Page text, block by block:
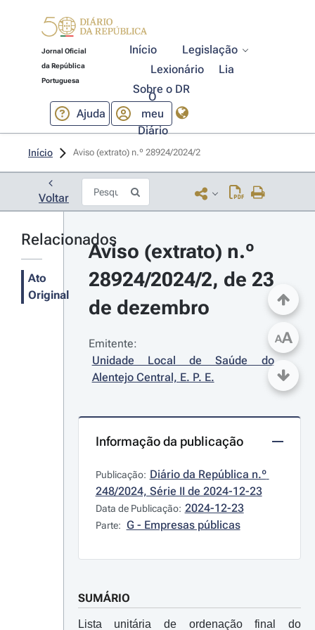
Jornal Oficial
da República
Portuguesa
Início
Legislação
Lexionário
Lia
Sobre o DR
Ajuda
O
meu
Diário
Início Aviso (extrato) n.º 28924/2024/2
Voltar
Relacionados
Ato
Original
Aviso (extrato) n.º
28924/2024/2, de 23
de dezembro
Emitente:
Unidade Local de Saúde do
Alentejo Central, E. P. E.
Informação da publicação
Publicação: Diário da República n.º
248/2024, Série II de 2024-12-23
Data de Publicação: 2024-12-23
Parte: G - Empresas públicas
SUMÁRIO
Lista unitária de ordenação final do
AA